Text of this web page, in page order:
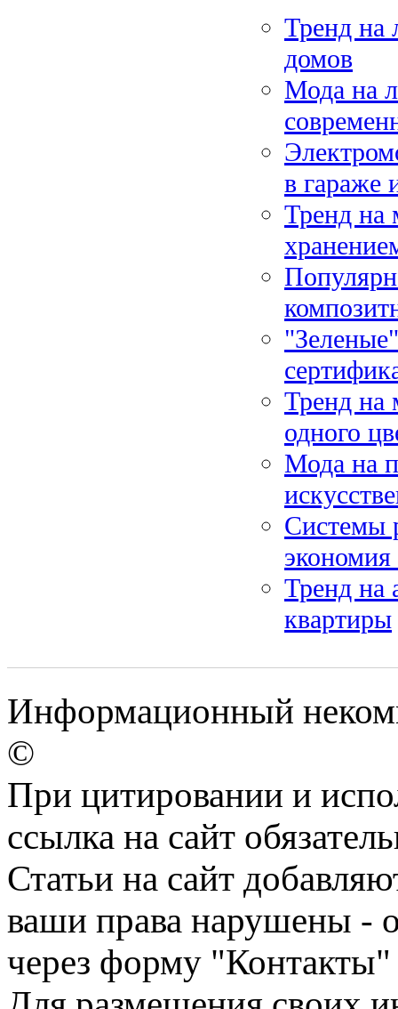
Тренд на
домов
Мода на
в гараже
Тренд на
Тренд на
одного
Мода на
Системы
экономия
Тренд на
квартиры
Информационный
©
При цитировании и
ссылка на сайт
Статьи на сайт
ваши права нарушены -
через форму "Контакты"